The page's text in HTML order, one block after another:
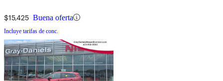
$15,425 Buena oferta
Incluye tarifas de conc.